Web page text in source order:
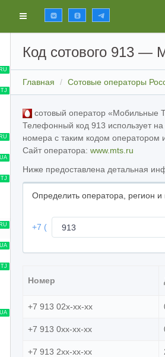
RU
TJ
RU
UA
TJ
RU
UA
TJ
UA
Код сотового 913 —
Главная Сотовые операторы
сотовый оператор
Телефонный код 913 использует
номера с таким кодом оператором
Сайт оператора: www.mts.ru
Ниже предоставлена детальная
Определить оператора, регион и
+7 (
оператора
Номер
+7 913 02x-xx-xx
+7 913 0xx-xx-xx
+7 913 2xx-xx-xx